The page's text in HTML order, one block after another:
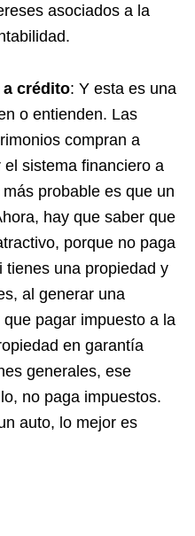
asociados a la
crédito: Y esta es una
o entienden. Las
compran a
sistema financiero a
probable es que un
hay que saber que
porque no paga
tienes una propiedad y
al generar una
pagar impuesto a la
en garantía
generales, ese
no paga impuestos.
auto, lo mejor es